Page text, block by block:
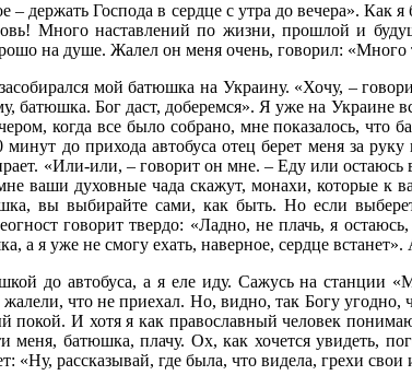
– держать Господа в сердце с утра до вечера».
Много наставлений по жизни, прошлой и
на душе. Жалел он меня очень, говорил: «Много
мой батюшка на Украину. «Хочу, –
батюшка. Бог даст, доберемся». Я уже на
когда все было собрано, мне показалось,
до прихода автобуса отец берет меня за
«Или-или, – говорит он мне. – Еду или
ваши духовные чада скажут, монахи, которые к
вы выбирайте сами, как быть. Но если
говорит твердо: «Ладно, не плачь, я
а я уже не смогу ехать, наверное, сердце
до автобуса, а я еле иду. Сажусь на станции
что не приехал. Но, видно, так Богу
покой. И хотя я как православный человек
меня, батюшка, плачу. Ох, как хочется увидеть,
«Ну, рассказывай, где была, что видела, грехи